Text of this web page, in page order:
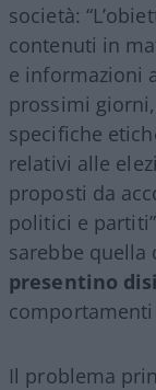
società:
contenuti in
e informazioni
prossimi
specifiche
relativi alle
proposti da
politici e
sarebbe quella
presentino
comportamenti
Il problema